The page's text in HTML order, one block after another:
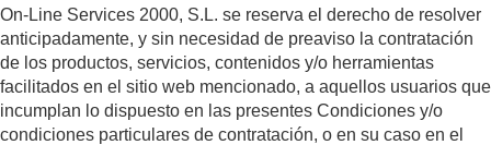
On-Line Services 2000, S.L. se reserva el derecho de resolver
anticipadamente, y sin necesidad de preaviso la contratación
de los productos, servicios, contenidos y/o herramientas
facilitados en el sitio web mencionado, a aquellos usuarios que
incumplan lo dispuesto en las presentes Condiciones y/o
condiciones particulares de contratación, o en su caso en el